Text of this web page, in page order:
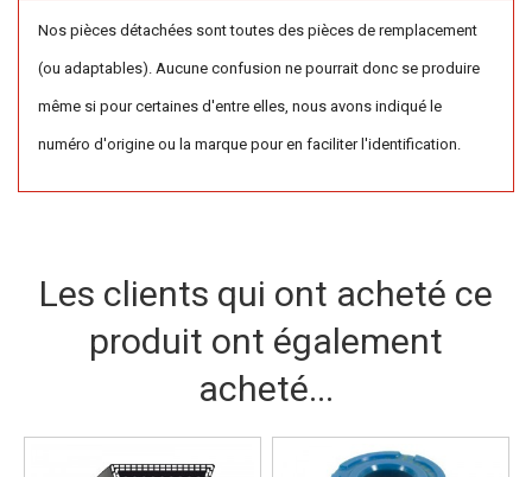
Nos pièces détachées sont toutes des pièces de remplacement
(ou adaptables). Aucune confusion ne pourrait donc se produire
même si pour certaines d'entre elles, nous avons indiqué le
numéro d'origine ou la marque pour en faciliter l'identification.
Les clients qui ont acheté ce
produit ont également
acheté...